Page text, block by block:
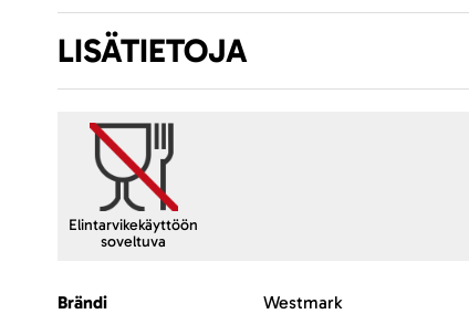
LISÄTIETOJA
Elintarvikekäyttöön
soveltuva
Lisätietoja
Brändi Westmark